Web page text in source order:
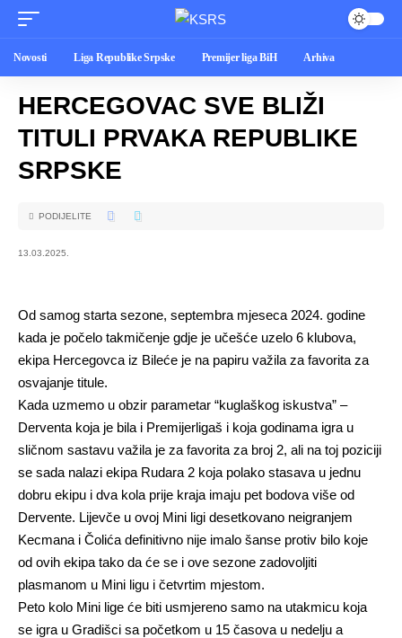
Novosti Liga Republike Srpske Premijer liga BiH Arhiva
HERCEGOVAC SVE BLIŽI
TITULI PRVAKA REPUBLIKE
SRPSKE
13.03.2025.
PODIJELITE
Od samog starta sezone, septembra mjeseca 2024. godine
kada je počelo takmičenje gdje je učešće uzelo 6 klubova,
ekipa Hercegovca iz Bileće je na papiru važila za favorita za
osvajanje titule.
Kada uzmemo u obzir parametar “kuglaškog iskustva” –
Derventa koja je bila i Premijerligaš i koja godinama igra u
sličnom sastavu važila je za favorita za broj 2, ali na toj poziciji
se sada nalazi ekipa Rudara 2 koja polako stasava u jednu
dobru ekipu i dva kola prije kraja imaju pet bodova više od
Dervente. Lijevče u ovoj Mini ligi desetkovano neigranjem
Kecmana i Čolića definitivno nije imalo šanse protiv bilo koje
od ovih ekipa tako da će se i ove sezone zadovoljiti
plasmanom u Mini ligu i četvrtim mjestom.
Peto kolo Mini lige će biti usmjereno samo na utakmicu koja
se igra u Gradišci sa početkom u 15 časova u nedelju a